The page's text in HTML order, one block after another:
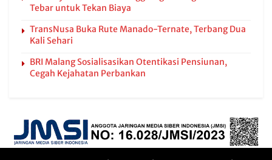
Tebar untuk Tekan Biaya
TransNusa Buka Rute Manado-Ternate, Terbang Dua
Kali Sehari
BRI Malang Sosialisasikan Otentikasi Pensiunan,
Cegah Kejahatan Perbankan